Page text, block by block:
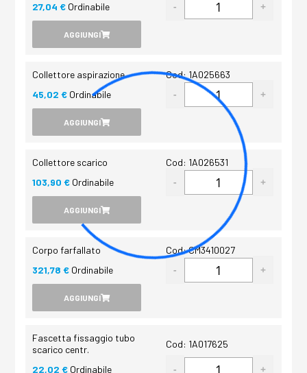
27,04 € Ordinabile
AGGIUNGI
Collettore aspirazione
Cod: 1A025663
45,02 € Ordinabile
AGGIUNGI
Collettore scarico
Cod: 1A026531
103,90 € Ordinabile
AGGIUNGI
Corpo farfallato
Cod: CM3410027
321,78 € Ordinabile
AGGIUNGI
Fascetta fissaggio tubo
scarico centr.
Cod: 1A017625
22,02 € Ordinabile